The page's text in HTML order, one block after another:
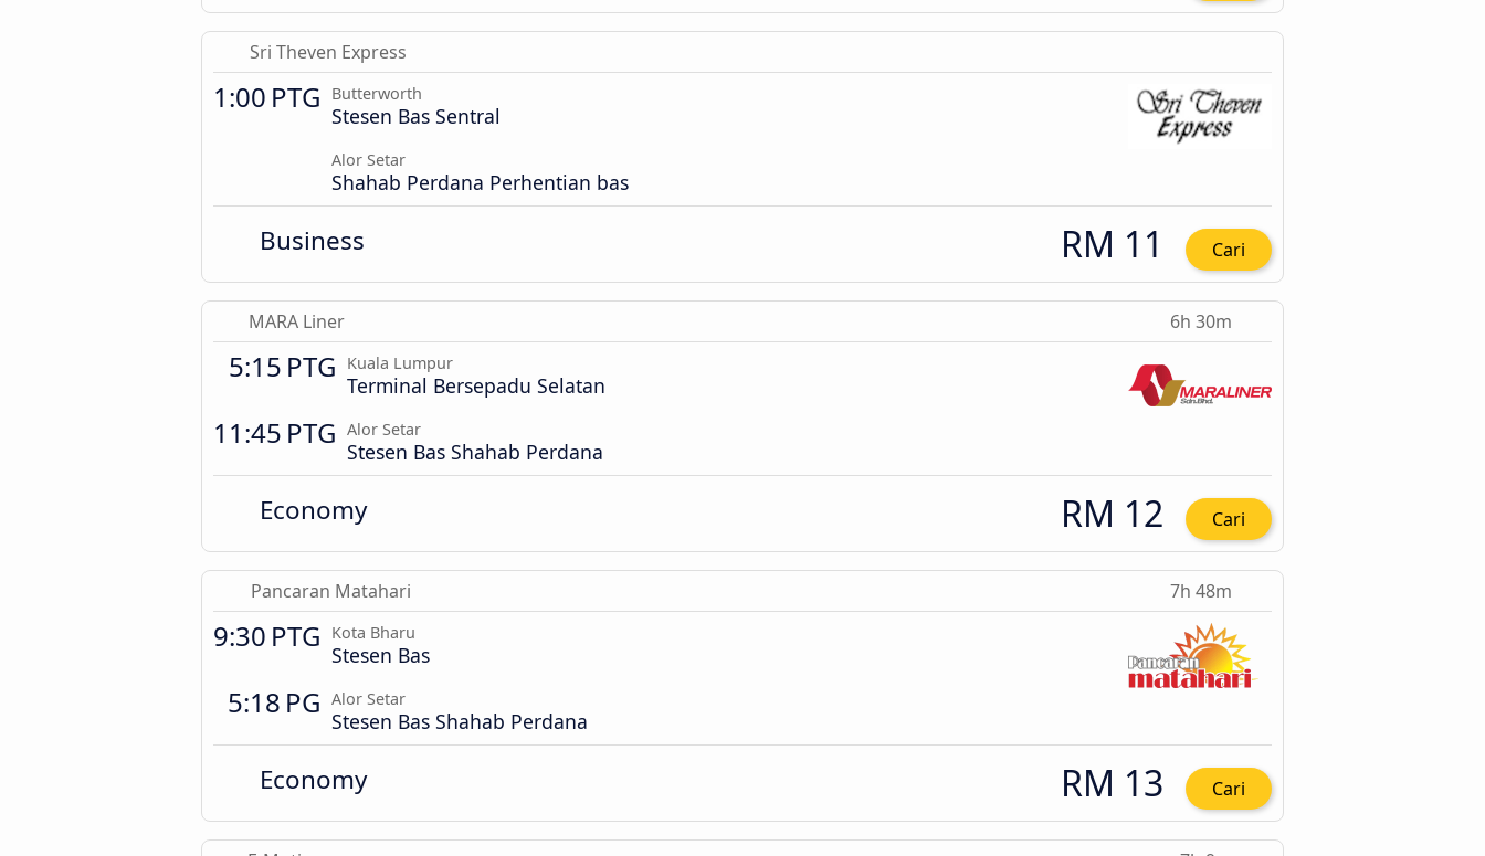
Sri Theven Express
1:00 PTG Butterworth
Stesen Bas Sentral
Alor Setar
Shahab Perdana Perhentian bas
Business RM 11 Cari
MARA Liner 6h 30m
5:15 PTG Kuala Lumpur
Terminal Bersepadu Selatan
11:45 PTG Alor Setar
Stesen Bas Shahab Perdana
Economy RM 12 Cari
Pancaran Matahari 7h 48m
9:30 PTG Kota Bharu
Stesen Bas
5:18 PG Alor Setar
Stesen Bas Shahab Perdana
Economy RM 13 Cari